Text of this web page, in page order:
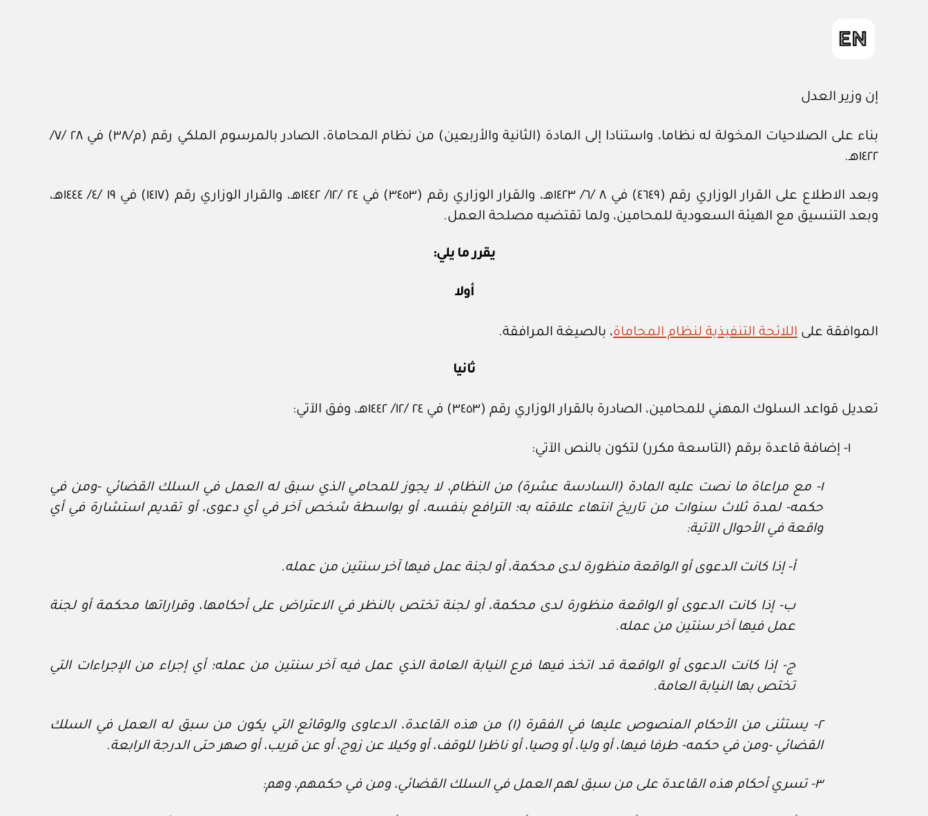
إن وزير العدل
بناء على الصلاحيات المخولة له نظاما، واستنادا إلى المادة (الثانية والأربعين) من نظام المحاماة، الصادر بالمرسوم الملكي رقم (م/٣٨) في ٢٨ /٧/
١٤٢٢هـ.
وبعد الاطلاع على القرار الوزاري رقم (٤٦٤٩) في ٨ /٦/ ١٤٢٣هـ، والقرار الوزاري رقم (٣٤٥٣) في ٢٤ /١٢/ ١٤٤٢هـ، والقرار الوزاري رقم (١٤١٧) في ١٩ /٤/ ١٤٤٤هـ،
وبعد التنسيق مع الهيئة السعودية للمحامين، ولما تقتضيه مصلحة العمل.
يـقرر ما يلي:
أولا
الموافقة على اللائحة التنفيذية لنظام المحاماة، بالصيغة المرافقة.
ثانيا
تعديل قواعد السلوك المهني للمحامين، الصادرة بالقرار الوزاري رقم (٣٤٥٣) في ٢٤ /١٢/ ١٤٤٢هـ، وفق الآتي:
١- إضافة قاعدة برقم (التاسعة مكرر) لتكون بالنص الآتي:
١- مع مراعاة ما نصت عليه المادة (السادسة عشرة) من النظام، لا يجوز للمحامي الذي سبق له العمل في السلك القضائي -ومن في
حكمه- لمدة ثلاث سنوات من تاريخ انتهاء علاقته به؛ الترافع بنفسه، أو بواسطة شخص آخر في أي دعوى، أو تقديم استشارة في أي
واقعة في الأحوال الآتية:
أ‌- إذا كانت الدعوى أو الواقعة منظورة لدى محكمة، أو لجنة عمل فيها آخر سنتين من عمله.
ب‌- إذا كانت الدعوى أو الواقعة منظورة لدى محكمة، أو لجنة تختص بالنظر في الاعتراض على أحكامها، وقراراتها محكمة أو لجنة
عمل فيها آخر سنتين من عمله.
ج‌- إذا كانت الدعوى أو الواقعة قد اتخذ فيها فرع النيابة العامة الذي عمل فيه آخر سنتين من عمله؛ أي إجراء من الإجراءات التي
تختص بها النيابة العامة.
٢- يستثنى من الأحكام المنصوص عليها في الفقرة (١) من هذه القاعدة، الدعاوى والوقائع التي يكون من سبق له العمل في السلك
القضائي -ومن في حكمه- طرفا فيها، أو وليا، أو وصيا، أو ناظرا للوقف، أو وكيلا عن زوج، أو عن قريب، أو صهر حتى الدرجة الرابعة.
٣- تسري أحكام هذه القاعدة على من سبق لهم العمل في السلك القضائي، ومن في حكمهم، وهم: